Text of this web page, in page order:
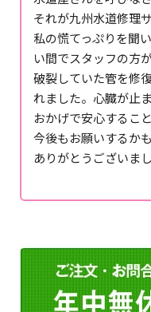
それが九州水道修理
私の慌てっぷりを聞
い間でスタッフの方
破裂していた管を修
れました。心臓が止
おかげで安心するこ
今後もお願いするか
ありがとうございま